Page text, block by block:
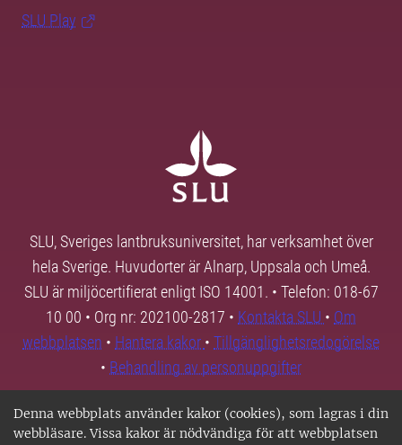
Denna webbplats använder kakor (cookies), som lagras i din
webbläsare. Vissa kakor är nödvändiga för att webbplatsen
SLU Play
SLU, Sveriges lantbruksuniversitet, har verksamhet över
hela Sverige. Huvudorter är Alnarp, Uppsala och Umeå.
SLU är miljöcertifierat enligt ISO 14001. • Telefon: 018-67
10 00 • Org nr: 202100-2817 • Kontakta SLU • Om
webbplatsen • Hantera kakor • Tillgänglighetsredogörelse
• Behandling av personuppgifter